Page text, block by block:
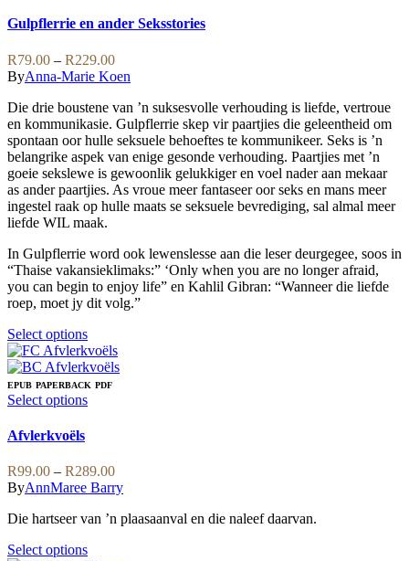
has
variants.
The
options
may
be
chosen
on
the
product
page
Gulpflerrie en ander Seksstories
R79.00 – R229.00Price
range:
through
R229.00
ByAnna-Marie Koen
Die drie boustene van ’n suksesvolle verhouding is liefde, vertroue
en kommunikasie. Gulpflerrie skep vir paartjies die geleentheid om
spontaan oor hulle seksuele behoeftes te kommunikeer. Seks is ’n
belangrike aspek van enige gesonde verhouding. Paartjies met ’n
goeie sekslewe is gewoonlik gelukkiger en voel nader aan mekaar
as ander paartjies. As vroue meer fantaseer oor seks en mans meer
ingestel raak op hulle maats se seksuele bevrediging, sal almal meer
liefde WIL maak.
In Gulpflerrie word ook lewenslesse aan die leser deurgegee, soos in
“Thaise vakansieklimaks:” ‘Only when you are no longer afraid,
you can begin to enjoy life” en Kahlil Gibran: “Wanneer die liefde
roep, moet jy dit volg.”
Select optionsThis
product
has
multiple
variants.
be
chosen
on
the
product
page
EPUB PAPERBACK PDF
Select optionsThis
variants.
The
options
may
chosen
Afvlerkvoëls
R99.00 – R289.00Price
range:
through
ByAnnMaree Barry
Die hartseer van ’n plaasaanval en die naleef daarvan.
Select optionsThis